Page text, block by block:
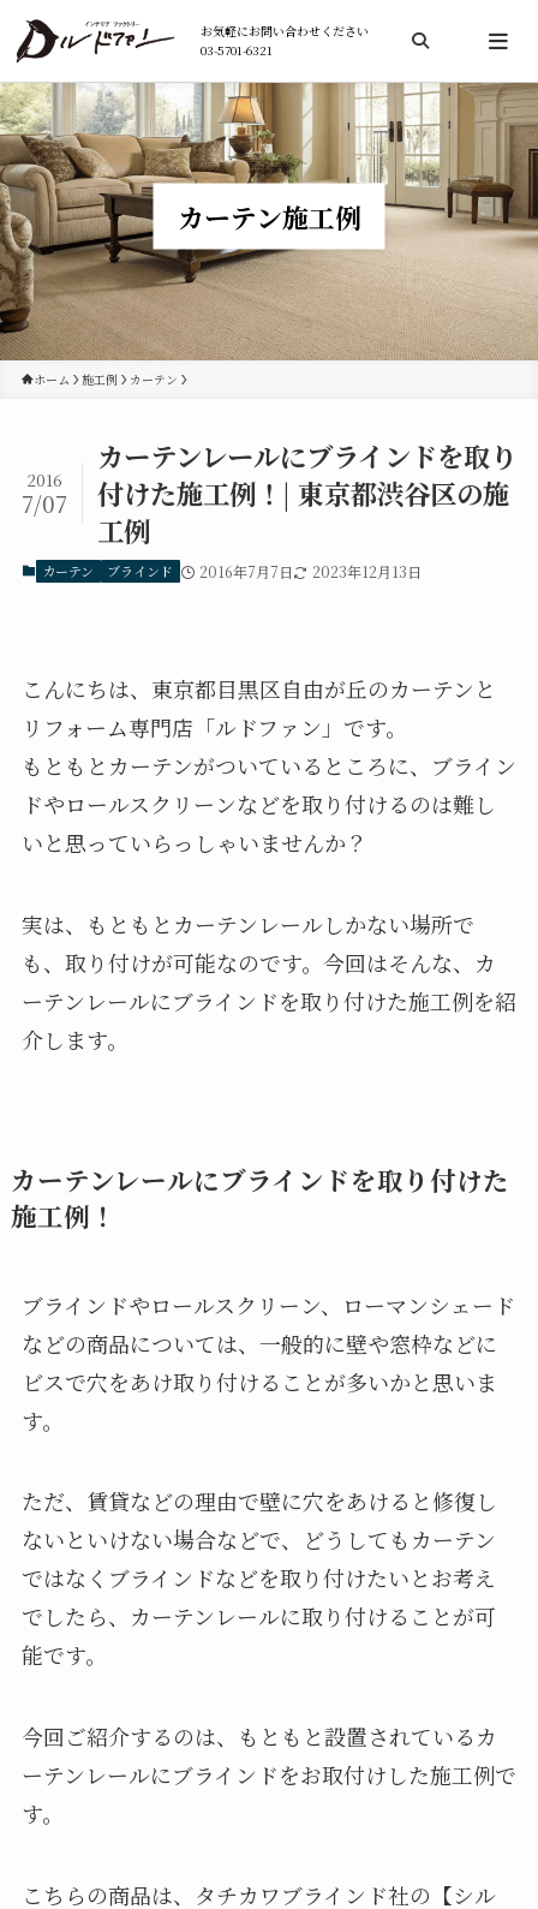
お気軽にお問い合わせください
03-5701-6321
検索
カーテン施工例
ホーム 施工例 カーテン
カーテンレールにブラインドを取り
付けた施工例！| 東京都渋谷区の施
工例
2016
7/07
カーテン ブラインド 2016年7月7日 2023年12月13日
こんにちは、東京都目黒区自由が丘のカーテンと
リフォーム専門店「ルドファン」です。
もともとカーテンがついているところに、ブライン
ドやロールスクリーンなどを取り付けるのは難し
いと思っていらっしゃいませんか？
実は、もともとカーテンレールしかない場所で
も、取り付けが可能なのです。今回はそんな、カ
ーテンレールにブラインドを取り付けた施工例を紹
介します。
カーテンレールにブラインドを取り付けた
施工例！
ブラインドやロールスクリーン、ローマンシェード
などの商品については、一般的に壁や窓枠などに
ビスで穴をあけ取り付けることが多いかと思いま
す。
ただ、賃貸などの理由で壁に穴をあけると修復し
ないといけない場合などで、どうしてもカーテン
ではなくブラインドなどを取り付けたいとお考え
でしたら、カーテンレールに取り付けることが可
能です。
今回ご紹介するのは、もともと設置されているカ
ーテンレールにブラインドをお取付けした施工例で
す。
こちらの商品は、タチカワブラインド社の【シル